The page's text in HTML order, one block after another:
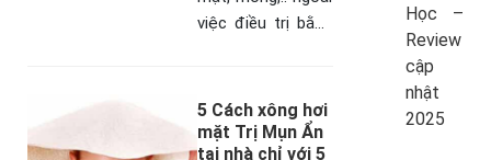
việc điều trị bằng
tố như lối sống
sinh hoạt, chế
độ…
5 Cách xông hơi
mặt Trị Mụn Ẩn
tại nhà chỉ với 5
Học –
Review
cập
nhật
2025